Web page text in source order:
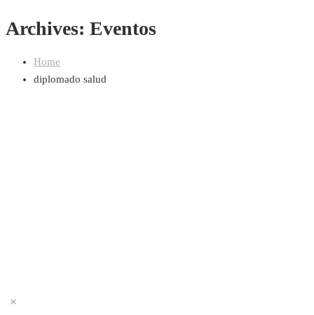
Archives: Eventos
Home
diplomado salud